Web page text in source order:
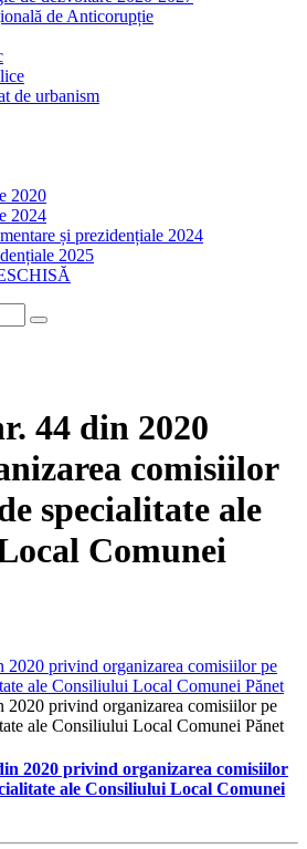
de Anticorupție
de urbanism
2020
2024
și prezidențiale 2024
2025
44 din 2020
comisiilor
specialitate ale
Comunei
2020 privind organizarea comisiilor pe
ale Consiliului Local Comunei Pănet
2020 privind organizarea comisiilor pe
ale Consiliului Local Comunei Pănet
2020 privind organizarea comisiilor
ale Consiliului Local Comunei